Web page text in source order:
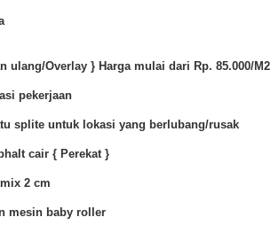
ulang/Overlay } Harga mulai dari Rp. 85.000/M2
pekerjaan
splite untuk lokasi yang berlubang/rusak
cair { Perekat }
2 cm
mesin baby roller